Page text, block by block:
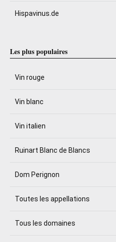
Hispavinus.de
Les plus populaires
Vin rouge
Vin blanc
Vin italien
Ruinart Blanc de Blancs
Dom Perignon
Toutes les appellations
Tous les domaines